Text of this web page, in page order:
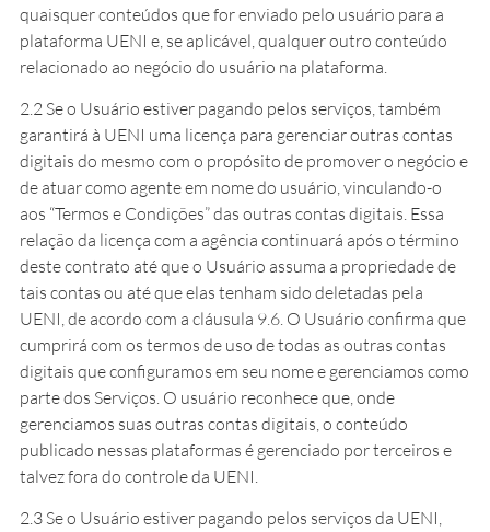
quaisquer conteúdos que for enviado pelo usuário para a
plataforma UENI e, se aplicável, qualquer outro conteúdo
relacionado ao negócio do usuário na plataforma.
2.2 Se o Usuário estiver pagando pelos serviços, também
garantirá à UENI uma licença para gerenciar outras contas
digitais do mesmo com o propósito de promover o negócio e
de atuar como agente em nome do usuário, vinculando-o
aos “Termos e Condições” das outras contas digitais. Essa
relação da licença com a agência continuará após o término
deste contrato até que o Usuário assuma a propriedade de
tais contas ou até que elas tenham sido deletadas pela
UENI, de acordo com a cláusula 9.6. O Usuário confirma que
cumprirá com os termos de uso de todas as outras contas
digitais que configuramos em seu nome e gerenciamos como
parte dos Serviços. O usuário reconhece que, onde
gerenciamos suas outras contas digitais, o conteúdo
publicado nessas plataformas é gerenciado por terceiros e
talvez fora do controle da UENI.
2.3 Se o Usuário estiver pagando pelos serviços da UENI,